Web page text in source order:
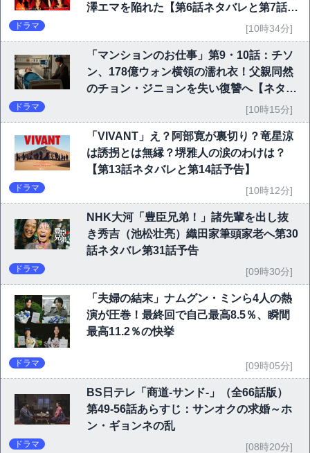
澤エマを陥れた【第6話ネタバレと第7話予
ドラマ [10時34分]
「マンションのお仕事」第9・10話：チソ
ン、178億ウォン横領の濡れ衣！父親同然
のチョン・ジニョンを失い復讐へ【ネタバ
ドラマ [10時15分]
「VIVANT」え？阿部寛が裏切り？竜星涼
は誘拐とは無縁？堺雅人の涙のわけは？
【第13話ネタバレと第14話予告】
ドラマ [10時12分]
NHK大河「豊臣兄弟！」諸先輩を出し抜
き秀吉（池松壮亮）織田家筆頭家老へ第30
話ネタバレ第31話予告
ドラマ [09時30分]
「夫婦の結末」ナムグン・ミンら4人の熱
演が圧巻！最終回で自己最高8.5％、瞬間
最高11.2％の快挙
ドラマ [09時05分]
BS日テレ「商道-サンド-」（全66話版）
第49-56話あらすじ：サンオクの求婚～ホ
ン・ギョンネの乱
ドラマ [08時20分]